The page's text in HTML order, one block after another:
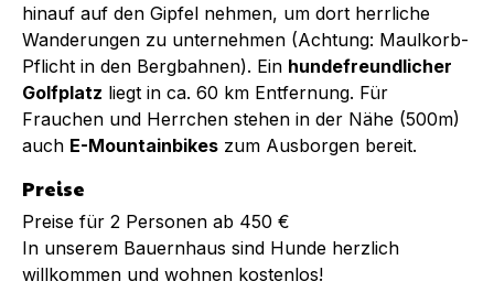
hinauf auf den Gipfel nehmen, um dort herrliche
Wanderungen zu unternehmen (Achtung: Maulkorb-
Pflicht in den Bergbahnen). Ein hundefreundlicher
Golfplatz liegt in ca. 60 km Entfernung. Für
Frauchen und Herrchen stehen in der Nähe (500m)
auch E-Mountainbikes zum Ausborgen bereit.
Preise
Preise für 2 Personen ab 450 €
In unserem Bauernhaus sind Hunde herzlich
willkommen und wohnen kostenlos!